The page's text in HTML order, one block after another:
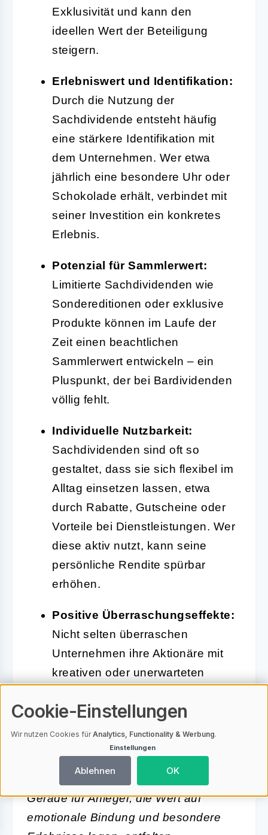
Exklusivität und kann den
ideellen Wert der Beteiligung
steigern.
Erlebniswert und Identifikation:
Durch die Nutzung der
Sachdividende entsteht häufig
eine stärkere Identifikation mit
dem Unternehmen. Wer etwa
jährlich eine besondere Uhr oder
Schokolade erhält, verbindet mit
seiner Investition ein konkretes
Erlebnis.
Potenzial für Sammlerwert:
Limitierte Sachdividenden wie
Sondereditionen oder exklusive
Produkte können im Laufe der
Zeit einen beachtlichen
Sammlerwert entwickeln – ein
Pluspunkt, der bei Bardividenden
völlig fehlt.
Individuelle Nutzbarkeit:
Sachdividenden sind oft so
gestaltet, dass sie sich flexibel im
Alltag einsetzen lassen, etwa
durch Rabatte, Gutscheine oder
Vorteile bei Dienstleistungen. Wer
diese aktiv nutzt, kann seine
persönliche Rendite spürbar
erhöhen.
Positive Überraschungseffekte:
Nicht selten überraschen
Unternehmen ihre Aktionäre mit
kreativen oder unerwarteten
zusätzliche Freude und kann die
Aktionärstreue nachhaltig
Gerade für Anleger, die Wert auf
emotionale Bindung und besondere
Cookie-Einstellungen
Wir nutzen Cookies fürAnalytics, Functionality & Werbung.
Einstellungen
Ablehnen OK